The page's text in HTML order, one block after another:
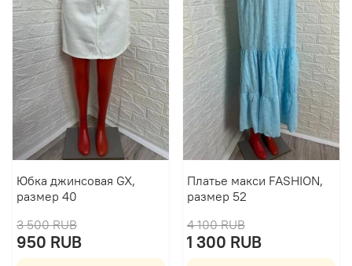
Юбка джинсовая GX,
размер 40
3 500 RUB
950 RUB
Платье макси FASHION,
размер 52
4 100 RUB
1 300 RUB